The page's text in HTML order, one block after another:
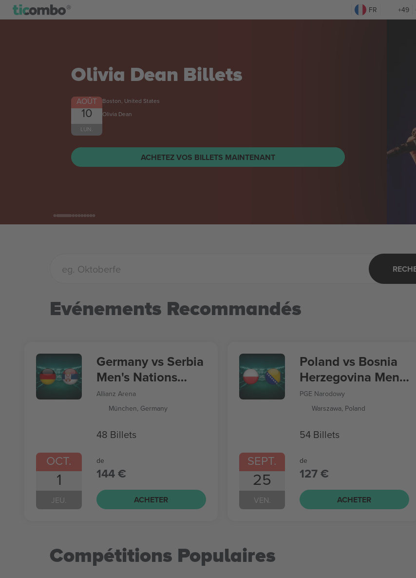
FR +49
Olivia Dean Billets
AOÛT
10
LUN.
Boston, United States
Olivia Dean
ACHETEZ VOS BILLETS MAINTENANT
Evénements Recommandés
OCT.
1
JEU.
Germany vs Serbia
Men's Nations
League
Allianz Arena
München, Germany
48 Billets
de
144 €
ACHETER
SEPT.
25
VEN.
Poland vs Bosnia
Herzegovina Men's
Nations League
PGE Narodowy
Warszawa, Poland
54 Billets
de
127 €
ACHETER
Compétitions Populaires